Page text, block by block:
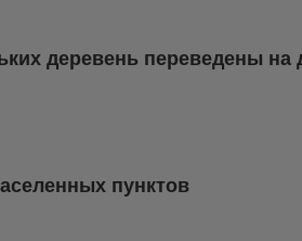
деревень переведены на
пунктов